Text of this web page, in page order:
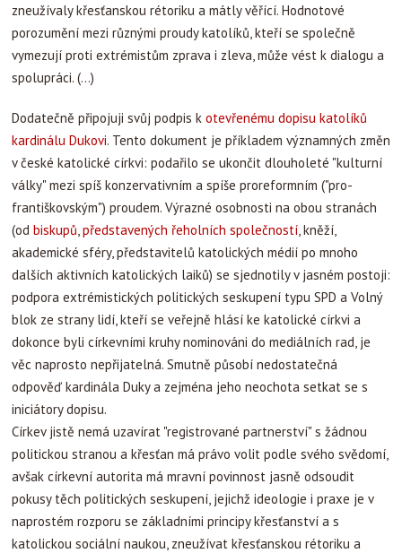
zneužívaly křesťanskou rétoriku a mátly věřící. Hodnotové
porozumění mezi různými proudy katolíků, kteří se společně
vymezují proti extrémistům zprava i zleva, může vést k dialogu a
spolupráci. (...)
Dodatečně připojuji svůj podpis k otevřenému dopisu katolíků
kardinálu Dukovi. Tento dokument je příkladem významných změn
v české katolické církvi: podařilo se ukončit dlouholeté "kulturní
války" mezi spíš konzervativním a spíše proreformním ("pro-
františkovským") proudem. Výrazné osobnosti na obou stranách
(od biskupů,představených řeholních společností, kněží,
akademické sféry, představitelů katolických médií po mnoho
dalších aktivních katolických laiků) se sjednotily v jasném postoji:
podpora extrémistických politických seskupení typu SPD a Volný
blok ze strany lidí, kteří se veřejně hlásí ke katolické církvi a
dokonce byli církevními kruhy nominováni do mediálních rad, je
věc naprosto nepřijatelná. Smutně působí nedostatečná
odpověď kardinála Duky a zejména jeho neochota setkat se s
iniciátory dopisu.
Církev jistě nemá uzavírat "registrované partnerství" s žádnou
politickou stranou a křesťan má právo volit podle svého svědomí,
avšak církevní autorita má mravní povinnost jasně odsoudit
pokusy těch politických seskupení, jejichž ideologie i praxe je v
naprostém rozporu se základními principy křesťanství a s
katolickou sociální naukou, zneužívat křesťanskou rétoriku a